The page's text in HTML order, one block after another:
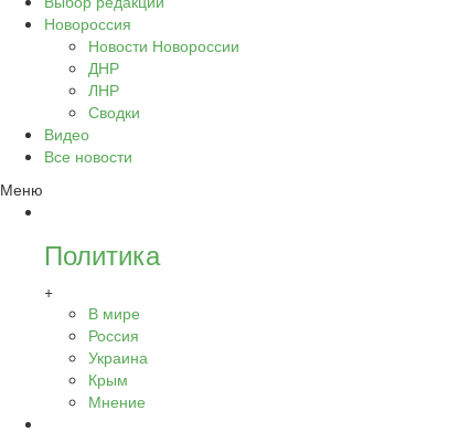
Новороссия
Новости Новороссии
ДНР
ЛНР
Сводки
Видео
Все новости
Меню
Политика
+
В мире
Россия
Украина
Крым
Мнение